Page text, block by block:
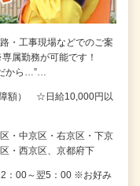
・工事現場などでのご案
属勤務が可能です！
から…”…
額） ☆日給10,000円以
・中京区・右京区・下京
・西京区、京都府下
：00～翌5：00 ※お好み